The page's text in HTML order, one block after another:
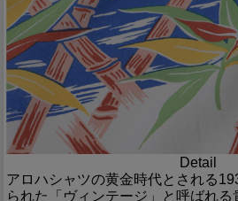
Detail
アロハシャツの黄金時代とされる
られた「ヴィンテージ」と呼ばれ